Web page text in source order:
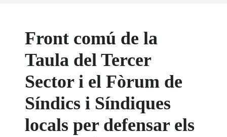
Front comú de la
Taula del Tercer
Sector i el Fòrum de
Síndics i Síndiques
locals per defensar els